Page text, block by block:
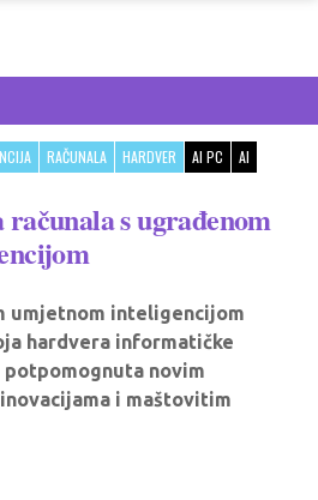
RAČUNALA HARDVER AI PC AI
s ugrađenom
umjetnom inteligencijom
hardvera informatičke
novim
i maštovitim